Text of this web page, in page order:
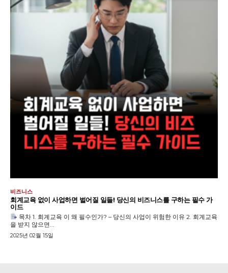
비즈니스
회계교육 없이 사업하면 벌어질 일들! 당신의 비즈니스를 구하는 필수 가
이드
목차 1. 회계교육 이 왜 필수인가? – 당신의 사업이 위험한 이유 2. 회계교육
을 받지 않으면...
2025년 02월 15일